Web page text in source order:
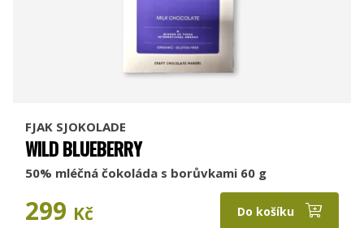
FJAK SJOKOLADE
WILD BLUEBERRY
50% mléčná čokoláda s borůvkami 60 g
299 Kč Do košíku